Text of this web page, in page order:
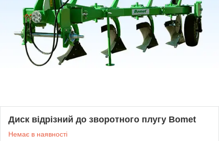
Диск відрізний до зворотного плугу Bomet
Немає в наявності